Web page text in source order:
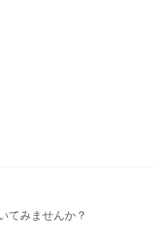
てみませんか？